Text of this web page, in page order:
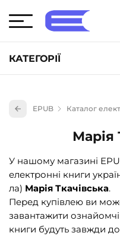
КАТЕГОРІЇ
Книги для дітей (836)
Книги для підлітків
Науково-популярна
Навчальна література
Енциклопедії,
Подарункові
EPUB Каталог
Марія
У нашому магазині
електронні книги
ла) Марія Ткачівська.
Перед купівлею ви
завантажити
книги будуть завжди